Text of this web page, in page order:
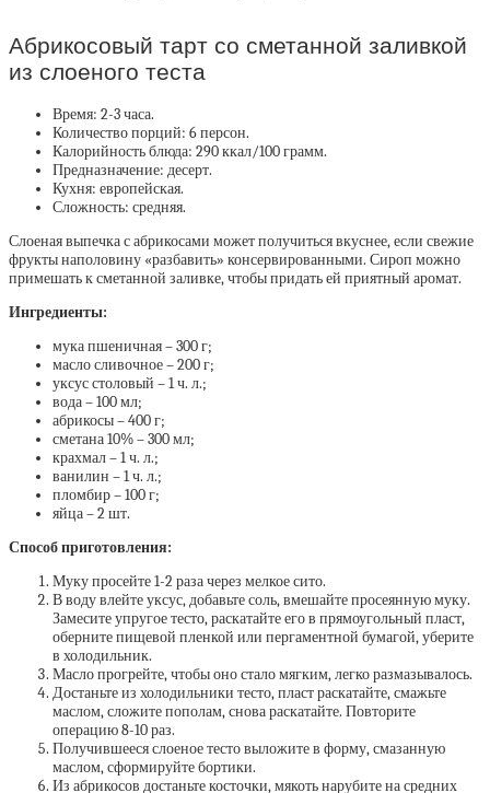
Абрикосовый тарт со сметанной заливкой
из слоеного теста
Время: 2-3 часа.
Количество порций: 6 персон.
Калорийность блюда: 290 ккал/100 грамм.
Предназначение: десерт.
Кухня: европейская.
Сложность: средняя.
Слоеная выпечка с абрикосами может получиться вкуснее, если свежие
фрукты наполовину «разбавить» консервированными. Сироп можно
примешать к сметанной заливке, чтобы придать ей приятный аромат.
Ингредиенты:
мука пшеничная – 300 г;
масло сливочное – 200 г;
уксус столовый – 1 ч. л.;
вода – 100 мл;
абрикосы – 400 г;
сметана 10% – 300 мл;
крахмал – 1 ч. л.;
ванилин – 1 ч. л.;
пломбир – 100 г;
яйца – 2 шт.
Способ приготовления:
Муку просейте 1-2 раза через мелкое сито.
В воду влейте уксус, добавьте соль, вмешайте просеянную муку.
Замесите упругое тесто, раскатайте его в прямоугольный пласт,
оберните пищевой пленкой или пергаментной бумагой, уберите
в холодильник.
Масло прогрейте, чтобы оно стало мягким, легко размазывалось.
Достаньте из холодильники тесто, пласт раскатайте, смажьте
маслом, сложите пополам, снова раскатайте. Повторите
операцию 8-10 раз.
Получившееся слоеное тесто выложите в форму, смазанную
маслом, сформируйте бортики.
Из абрикосов достаньте косточки, мякоть нарубите на средних